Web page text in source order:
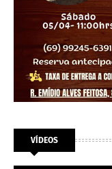
VÍDEOS